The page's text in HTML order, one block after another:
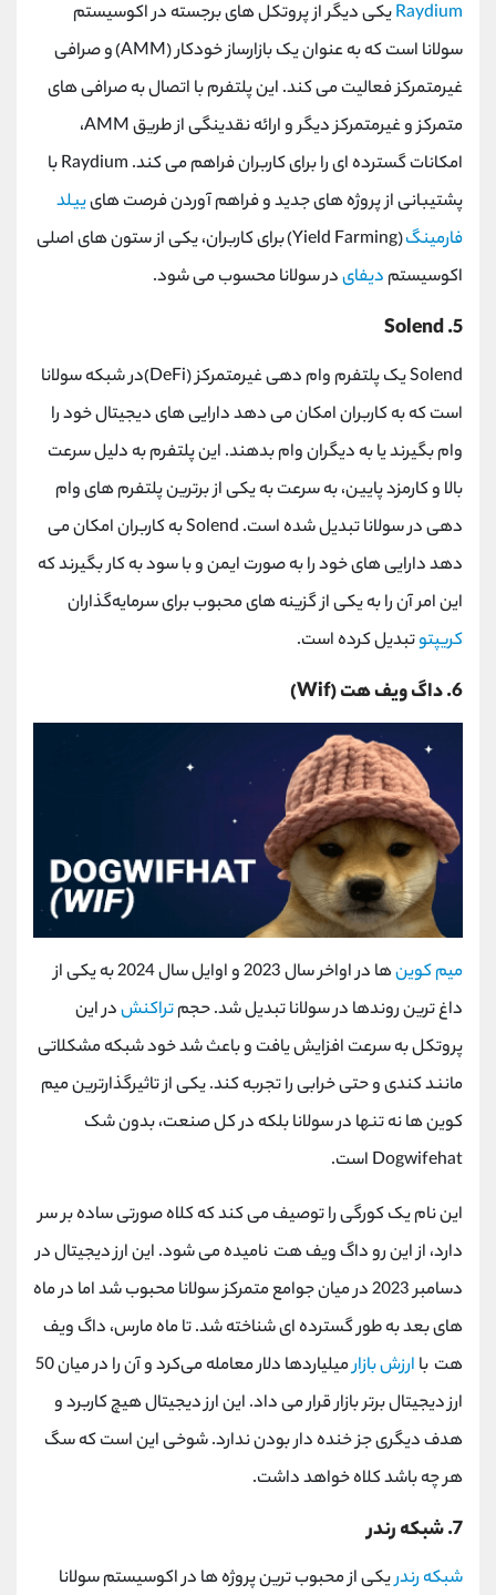
Raydiumیکی دیگر از پروتکل ‌های برجسته در اکوسیستم
سولانا است که به عنوان یک بازارساز خودکار (AMM
(و صرافی
غیرمتمرکز فعالیت می ‌کند. این پلتفرم با اتصال به صرافی ‌های
متمرکز و غیرمتمرکز دیگر و ارائه نقدینگی از طریقAMM،
امکانات گسترده‌ ای را برای کاربران فراهم می‌ کند. Raydiumبا
پشتیبانی از پروژه‌ های جدید و فراهم آوردن فرصت ‌هایییلد
فارمینگ(
Yield Farming
)برای کاربران، یکی از ستون ‌های اصلی
اکوسیستم دیفایدر سولانا محسوب می‌ شود.
5.
Solend
Solendیک پلتفرم وام ‌دهی غیرمتمرکز(DeFi)در شبکه سولانا
است که به کاربران امکان می ‌دهد دارایی‌ های دیجیتال خود را
وام بگیرند یا به دیگران وام بدهند. این پلتفرم به دلیل سرعت
بالا و کارمزد پایین، به سرعت به یکی از برترین پلتفرم ‌های وام
‌دهی در سولانا تبدیل شده است. Solendبه کاربران امکان می
‌دهد دارایی ‌های خود را به صورت ایمن و با سود به کار بگیرند که
این امر آن را به یکی از گزینه ‌های محبوب برای سرمایه‌گذاران
کریپتوتبدیل کرده است.
6. داگ ‌ویف ‌هت (Wif)
میم کوین
ها در اواخر سال 2023 و اوایل سال 2024 به یکی از
داغ ترین روندها در سولانا تبدیل شد. حجمتراکنشدر این
پروتکل به سرعت افزایش یافت و باعث شد خود شبکه مشکلاتی
مانند کندی و حتی خرابی را تجربه کند. یکی از تاثیرگذارترین میم
کوین ها نه تنها در سولانا بلکه در کل صنعت، بدون شک
Dogwifehat است.
این نام یک کورگی را توصیف می کند که کلاه صورتی ساده بر سر
دارد، از این رو داگ ‌ویف ‌هت نامیده می شود. این ارز دیجیتال در
دسامبر 2023 در میان جوامع متمرکز سولانا محبوب شد اما در ماه
های بعد به طور گسترده ای شناخته شد. تا ماه مارس، داگ ‌ویف
‌هت با ارزش بازار
میلیاردها دلار معامله می‌کرد و آن را در میان 50
ارز دیجیتال برتر بازار قرار می‌ داد. این ارز دیجیتال هیچ کاربرد و
هدف دیگری جز خنده دار بودن ندارد. شوخی این است که سگ
هر چه باشد کلاه خواهد داشت.
7. شبکه رندر
شبکه رندریکی از محبوب ترین پروژه ها در اکوسیستم سولانا